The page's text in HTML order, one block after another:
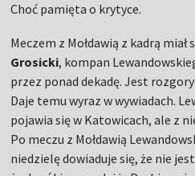
Choć pamięta o krytyce.
Meczem z Mołdawią z kadrą miał
Grosicki, kompan
przez ponad dekadę. Jest
Daje temu wyraz w wywiadach.
pojawia się w Katowicach, ale z
Po meczu z Mołdawią
niedzielę dowiaduje się, że nie